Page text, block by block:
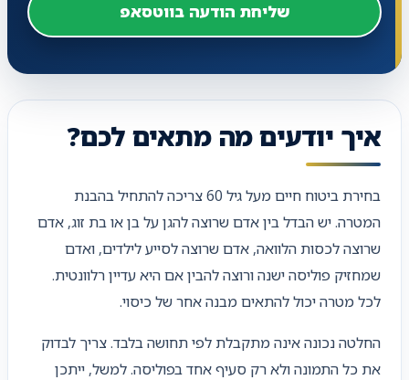
שליחת הודעה בווטסאפ
איך יודעים מה מתאים לכם?
בחירת ביטוח חיים מעל גיל 60 צריכה להתחיל בהבנת
המטרה. יש הבדל בין אדם שרוצה להגן על בן או בת זוג, אדם
שרוצה לכסות הלוואה, אדם שרוצה לסייע לילדים, ואדם
שמחזיק פוליסה ישנה ורוצה להבין אם היא עדיין רלוונטית.
לכל מטרה יכול להתאים מבנה אחר של כיסוי.
החלטה נכונה אינה מתקבלת לפי תחושה בלבד. צריך לבדוק
את כל התמונה ולא רק סעיף אחד בפוליסה. למשל, ייתכן